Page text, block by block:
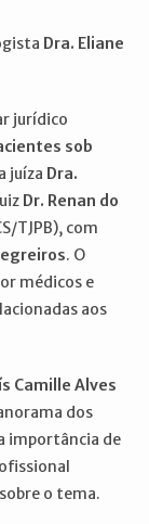
Dra. Eliane
jurídico
sob
juíza Dra.
Dr. Renan do
TJPB), com
. O
médicos e
aos
Camille Alves
dos
importância de
o tema.